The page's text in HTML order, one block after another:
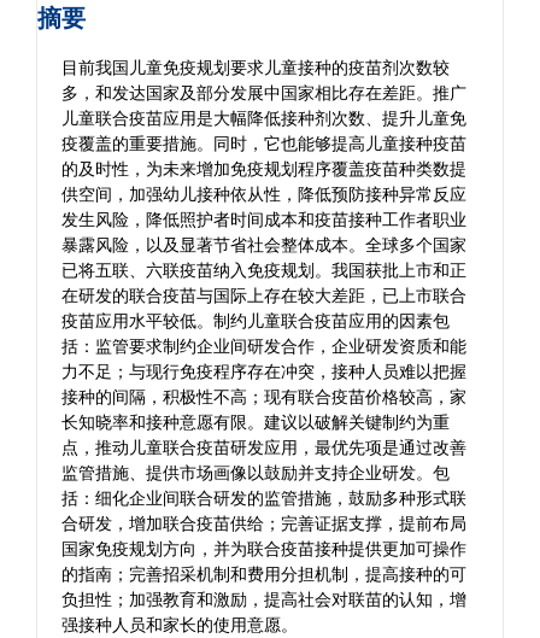
摘要
目前我国儿童免疫规划要求儿童接种的疫苗剂次数较
多，和发达国家及部分发展中国家相比存在差距。推广
儿童联合疫苗应用是大幅降低接种剂次数、提升儿童免
疫覆盖的重要措施。同时，它也能够提高儿童接种疫苗
的及时性，为未来增加免疫规划程序覆盖疫苗种类数提
供空间，加强幼儿接种依从性，降低预防接种异常反应
发生风险，降低照护者时间成本和疫苗接种工作者职业
暴露风险，以及显著节省社会整体成本。全球多个国家
已将五联、六联疫苗纳入免疫规划。我国获批上市和正
在研发的联合疫苗与国际上存在较大差距，已上市联合
疫苗应用水平较低。制约儿童联合疫苗应用的因素包
括：监管要求制约企业间研发合作，企业研发资质和能
力不足；与现行免疫程序存在冲突，接种人员难以把握
接种的间隔，积极性不高；现有联合疫苗价格较高，家
长知晓率和接种意愿有限。建议以破解关键制约为重
点，推动儿童联合疫苗研发应用，最优先项是通过改善
监管措施、提供市场画像以鼓励并支持企业研发。包
括：细化企业间联合研发的监管措施，鼓励多种形式联
合研发，增加联合疫苗供给；完善证据支撑，提前布局
国家免疫规划方向，并为联合疫苗接种提供更加可操作
的指南；完善招采机制和费用分担机制，提高接种的可
负担性；加强教育和激励，提高社会对联苗的认知，增
强接种人员和家长的使用意愿。